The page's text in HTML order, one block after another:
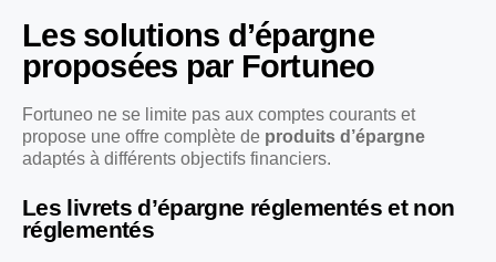
Les solutions d’épargne
proposées par Fortuneo
Fortuneo ne se limite pas aux comptes courants et
propose une offre complète de produits d’épargne
adaptés à différents objectifs financiers.
Les livrets d’épargne réglementés et non
réglementés